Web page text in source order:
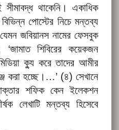
থাকেনি। একাধিক
পোস্টের নিচে মন্তব্য
জবিয়ানস নামের ফেসবুক
শিবিরের কয়েকজন
ক্যু করে তাদের আমীর
করা হচ্ছে।…’ (৪) সেখানে
শফিক কেন ইলেকশন
লেখাটি মন্তব্য হিসেবে